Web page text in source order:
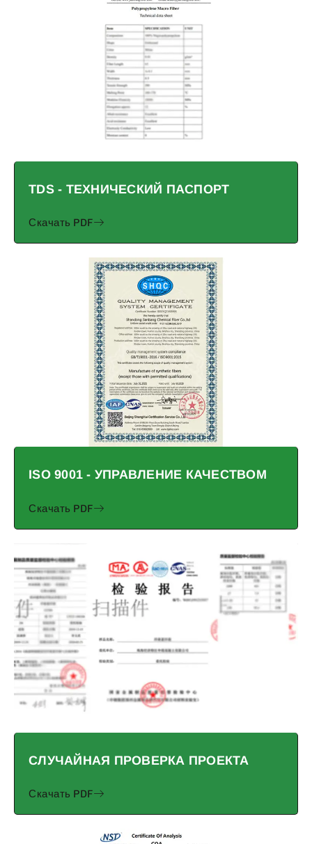
TDS - ТЕХНИЧЕСКИЙ ПАСПОРТ
Скачать PDF
ISO 9001 - УПРАВЛЕНИЕ КАЧЕСТВОМ
Скачать PDF
СЛУЧАЙНАЯ ПРОВЕРКА ПРОЕКТА
Скачать PDF